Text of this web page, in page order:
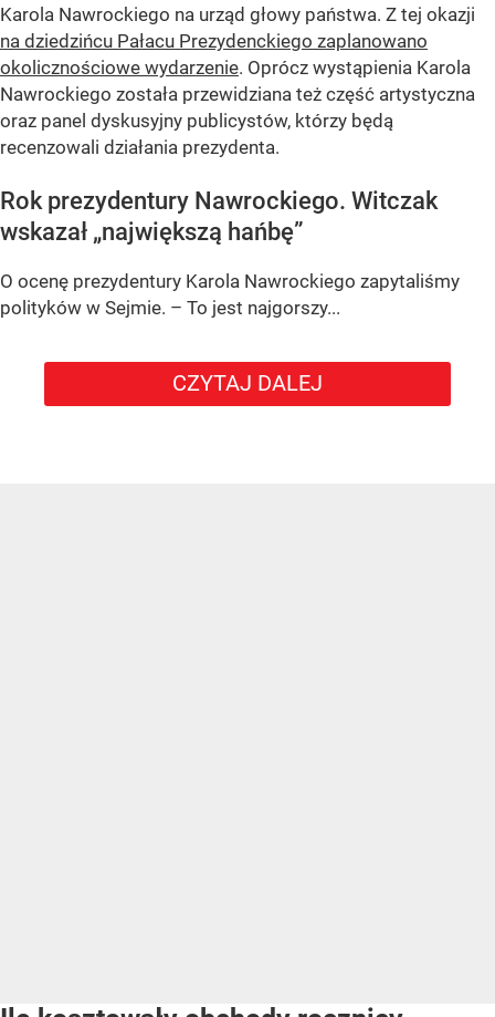
Karola Nawrockiego na urząd głowy państwa. Z tej okazji
na dziedzińcu Pałacu Prezydenckiego zaplanowano
okolicznościowe wydarzenie. Oprócz wystąpienia Karola
Nawrockiego została przewidziana też część artystyczna
oraz panel dyskusyjny publicystów, którzy będą
recenzowali działania prezydenta.
Rok prezydentury Nawrockiego. Witczak
wskazał „największą hańbę”
O ocenę prezydentury Karola Nawrockiego zapytaliśmy
polityków w Sejmie. – To jest najgorszy...
CZYTAJ DALEJ